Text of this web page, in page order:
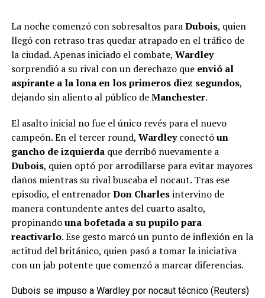
La noche comenzó con sobresaltos paraDubois, quien
llegó con retraso tras quedar atrapado en el tráfico de
la ciudad. Apenas iniciado el combate, Wardley
sorprendió a su rival con un derechazo que envió al
aspirante a la lona en los primeros diez segundos,
dejando sin aliento al público deManchester.
El asalto inicial no fue el único revés para el nuevo
campeón. En el tercer round, Wardleyconectóun
gancho de izquierdaque derribó nuevamente a
Dubois, quien optó por arrodillarse para evitar mayores
daños mientras su rival buscaba el nocaut. Tras ese
episodio, el entrenadorDon Charlesintervino de
manera contundente antes del cuarto asalto,
propinandouna bofetada a su pupilo para
reactivarlo. Ese gesto marcó un punto de inflexión en la
actitud del británico, quien pasó a tomar la iniciativa
con un jab potente que comenzó a marcar diferencias.
Dubois se impuso a Wardley por nocaut técnico (Reuters)